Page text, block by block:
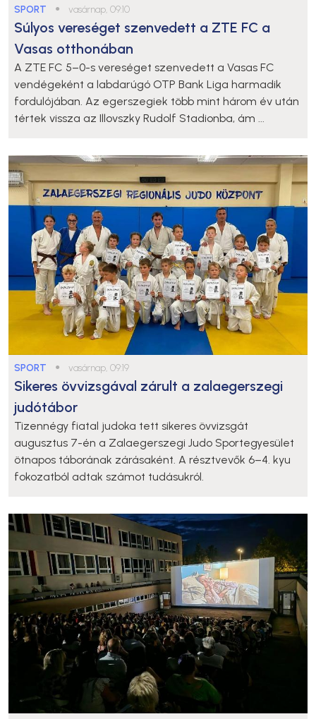
SPORT ● vasárnap, 09:10
Súlyos vereséget szenvedett a ZTE FC a
Vasas otthonában
A ZTE FC 5–0-s vereséget szenvedett a Vasas FC
vendégeként a labdarúgó OTP Bank Liga harmadik
fordulójában. Az egerszegiek több mint három év után
tértek vissza az Illovszky Rudolf Stadionba, ám ...
SPORT ● vasárnap, 09:19
Sikeres övvizsgával zárult a zalaegerszegi
judótábor
Tizennégy fiatal judoka tett sikeres övvizsgát
augusztus 7-én a Zalaegerszegi Judo Sportegyesület
ötnapos táborának zárásaként. A résztvevők 6–4. kyu
fokozatból adtak számot tudásukról.